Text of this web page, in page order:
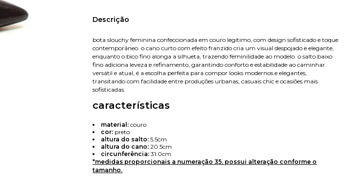
Descrição
bota slouchy feminina confeccionada em couro legítimo, com design sofisticado e toque
contemporâneo. o cano curto com efeito franzido cria um visual despojado e elegante,
enquanto o bico fino alonga a silhueta, trazendo feminilidade ao modelo. o salto baixo
fino adiciona leveza e refinamento, garantindo conforto e estabilidade ao caminhar.
versátil e atual, é a escolha perfeita para compor looks modernos e elegantes,
transitando com facilidade entre produções urbanas, casuais chic e ocasiões mais
sofisticadas.
características
material: couro
cor: preto
altura do salto: 5.5cm
altura do cano: 20.5cm
circunferência: 31.0cm
*medidas proporcionais a numeração 35. possui alteração conforme o
tamanho.